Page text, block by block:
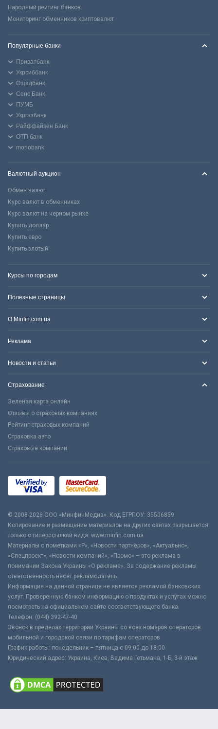
Народный рейтинг банков
Мониторинг обменников криптовалют
Популярные банки
Приватбанк
Укрсиббанк
Ощадбанк
Сенс Банк
ПУМБ
Укргазбанк
Райффайзен Банк
ОТП банк
monobank
Валютный аукцион
Обмен валют
Курс валют в обменниках
Курс валют на черном рынке
Купить доллар
Купить евро
Купить злотый
Курсы по городам
Полезные страницы
О Minfin.com.ua
Реклама
Новости и статьи
Страхование
Зеленая карта онлайн
Отзывы о страховых компаниях
Рейтинг страховых компаний
Страховка авто
Страховые компании
© 2008-2026 ООО «МинфинМедиа». Код ЕГРПОУ: 35506859
Копирование и размещение материалов на других сайтах разрешается
только с гиперссылкой вида: www.minfin.com.ua
Материалы с пометками «Р», «Новости партнёров», «Актуально»,
«Спецпроект», «Новости компаний», «Промо» – это реклама в
понимании Закона Украины «О рекламе». За содержание рекламы
ответственность несёт рекламодатель.
Информация на данной странице не является рекламой банковских
услуг. Проверенную банком информацию о продуктах и услугах можно
посмотреть на официальном сайте соответствующего банка.
Телефон: (044) 392-47-40
Звонок в пределах территории Украины со всех номеров операторов
мобильной и городской связи по тарифам операторов
График работы: понедельник – пятница с 09:00 до 18:00
Юридический адрес: Украина, Киев, Вадима Гетьмана, 1-Б, 3-й этаж